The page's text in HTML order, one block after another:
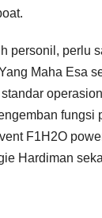
personil, perlu
Maha Esa
fungsi
F1H2O
Hardiman